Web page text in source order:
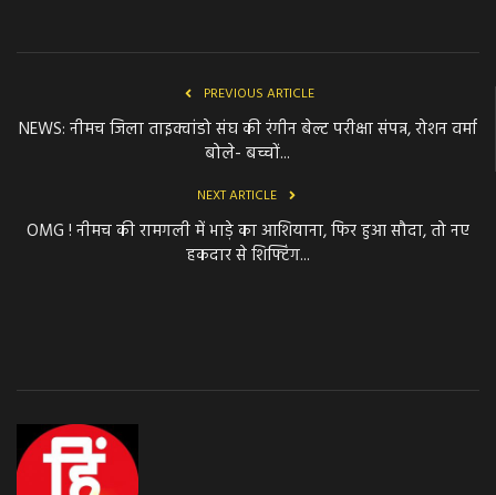
PREVIOUS ARTICLE
NEWS: नीमच जिला ताइक्वांडो संघ की रंगीन बेल्ट परीक्षा संपन्न, रोशन वर्मा
बोले- बच्चों...
NEXT ARTICLE
OMG ! नीमच की रामगली में भाड़े का आशियाना, फिर हुआ सौदा, तो नए
हकदार से शिफ्टिंग...